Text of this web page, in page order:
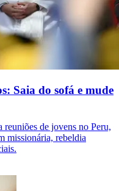
Saia do sofá e mude
reuniões de jovens no Peru,
missionária, rebeldia